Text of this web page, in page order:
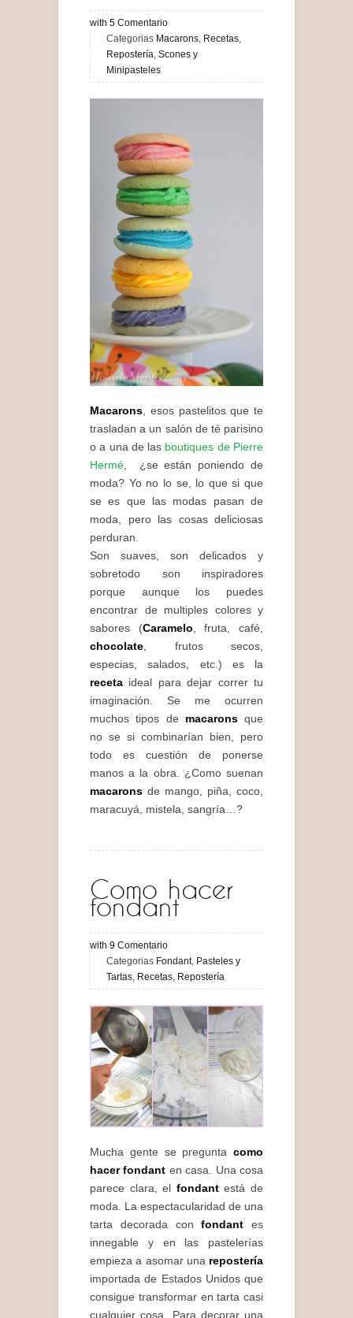
with 5 Comentario
Categorias Macarons, Recetas,
Repostería, Scones y
Minipasteles
Macarons , esos pastelitos que te
trasladan a un salón de té parisino
o a una de las boutiques de Pierre
Hermé , ¿se están poniendo de
moda? Yo no lo se, lo que si que
se es que las modas pasan de
moda, pero las cosas deliciosas
perduran.
Son suaves, son delicados y
sobretodo son inspiradores
porque aunque los puedes
encontrar de multiples colores y
sabores (Caramelo , fruta, café,
chocolate , frutos secos,
especias, salados, etc.) es la
receta ideal para dejar correr tu
imaginación. Se me ocurren
muchos tipos de macaronsque
no se si combinarían bien, pero
todo es cuestión de ponerse
manos a la obra. ¿Como suenan
macarons de mango, piña, coco,
maracuyá, mistela, sangría…?
Como hacer
fondant
with 9 Comentario
Categorias Fondant, Pasteles y
Tartas Recetas Repostería
Mucha gente se pregunta como
hacer fondant en casa. Una cosa
parece clara, el fondantestá de
moda. La espectacularidad de una
tarta decorada confondant es
innegable y en las pastelerías
empieza a asomar una repostería
importada de Estados Unidos que
consigue transformar en tarta casi
cualquier cosa. Para decorar una